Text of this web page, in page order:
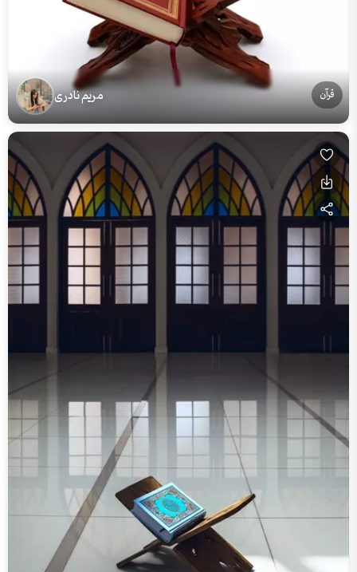
قرآن مریم نادری